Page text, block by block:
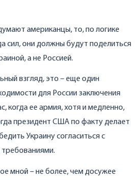
американцы, то, по логике
сил, они должны будут поделиться
а не Россией.
взгляд, это – еще один
для России заключения
когда ее армия, хотя и медленно,
президент США по факту делает
Украину согласиться с
мной – не более, чем досужее